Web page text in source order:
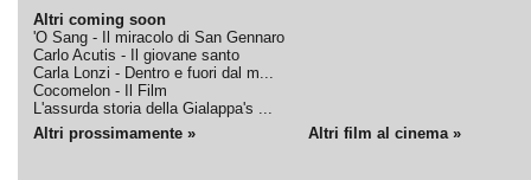
Altri coming soon
'O Sang - Il miracolo di San Gennaro
Carlo Acutis - Il giovane santo
Carla Lonzi - Dentro e fuori dal m...
Cocomelon - Il Film
L'assurda storia della Gialappa's ...
Altri prossimamente » Altri film al cinema »